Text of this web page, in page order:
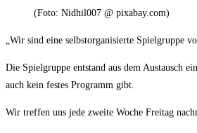
(Foto: Nidhil007 @ pixabay.com)
„Wir sind eine selbstorganisierte Spielgruppe
Die Spielgruppe entstand aus dem Austausch
auch kein festes Programm gibt.
Wir treffen uns jede zweite Woche Freitag